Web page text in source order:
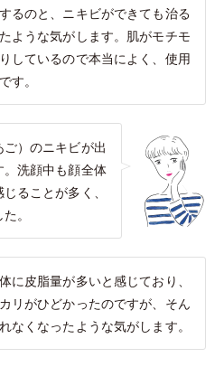
るのと、ニキビができても治る
ような気がします。肌がモチモ
しているので本当によく、使用
す。
）のニキビが出
洗顔中も顔全体
ることが多く、
。
に皮脂量が多いと感じており、
リがひどかったのですが、そん
なくなったような気がします。